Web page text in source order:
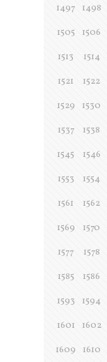
1497
1498
1505
1506
1513
1514
1521
1522
1529
1530
1537
1538
1545
1546
1553
1554
1561
1562
1569
1570
1577
1578
1585
1586
1593
1594
1601
1602
1609
1610